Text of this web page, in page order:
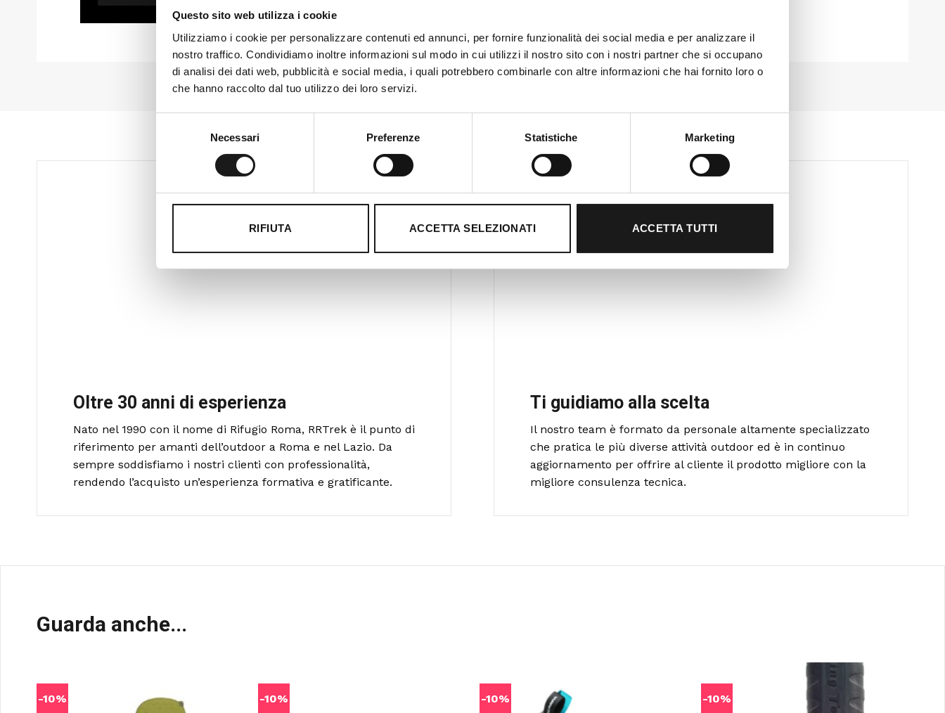
Questo sito web utilizza i cookie
Utilizziamo i cookie per personalizzare contenuti ed annunci, per fornire funzionalità dei social media e per analizzare il
nostro traffico. Condividiamo inoltre informazioni sul modo in cui utilizzi il nostro sito con i nostri partner che si occupano
di analisi dei dati web, pubblicità e social media, i quali potrebbero combinarle con altre informazioni che hai fornito loro o
che hanno raccolto dal tuo utilizzo dei loro servizi.
Necessari Preferenze Statistiche Marketing
RIFIUTA ACCETTA SELEZIONATI ACCETTA TUTTI
Oltre 30 anni di esperienza
Nato nel 1990 con il nome di Rifugio Roma, RRTrek è il punto di
riferimento per amanti dell’outdoor a Roma e nel Lazio. Da
sempre soddisfiamo i nostri clienti con professionalità,
rendendo l’acquisto un’esperienza formativa e gratificante.
Ti guidiamo alla scelta
Il nostro team è formato da personale altamente specializzato
che pratica le più diverse attività outdoor ed è in continuo
aggiornamento per offrire al cliente il prodotto migliore con la
migliore consulenza tecnica.
Guarda anche...
-10% -10% -10% -10%